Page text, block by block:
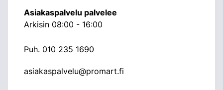
Asiakaspalvelu palvelee
Arkisin 08:00 - 16:00
Puh. 010 235 1690
asiakaspalvelu@promart.fi